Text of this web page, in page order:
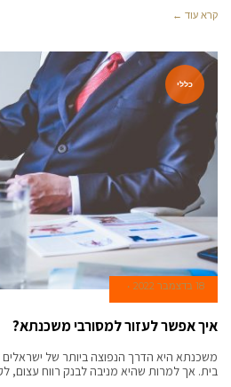
קרא עוד ←
כללי
18 בדצמבר 2022
איך אפשר לעזור למסורבי משכנתא?
משכנתא היא הדרך הנפוצה ביותר של
בית. אך למרות שהיא מניבה לבנק רווח עצום,